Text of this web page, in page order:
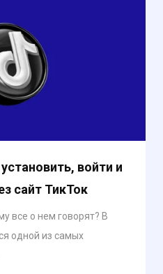
войти и
сайт ТикТок
все о нем говорят? В
одной из самых